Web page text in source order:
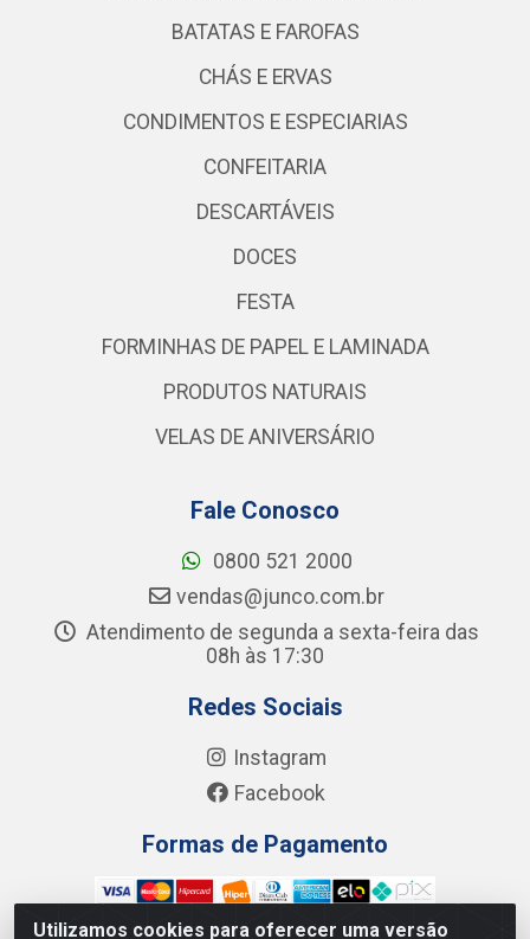
Utilizamos cookies para oferecer uma versão
BATATAS E FAROFAS
CHÁS E ERVAS
CONDIMENTOS E ESPECIARIAS
CONFEITARIA
DESCARTÁVEIS
DOCES
FESTA
FORMINHAS DE PAPEL E LAMINADA
PRODUTOS NATURAIS
VELAS DE ANIVERSÁRIO
Fale Conosco
0800 521 2000
vendas@junco.com.br
Atendimento de segunda a sexta-feira das
08h às 17:30
Redes Sociais
Instagram
Facebook
Formas de Pagamento